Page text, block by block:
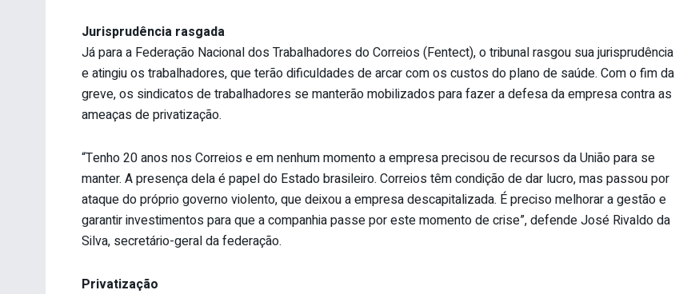
Jurisprudência rasgada
Já para a Federação Nacional dos Trabalhadores do Correios (Fentect), o tribunal rasgou sua jurisprudência
e atingiu os trabalhadores, que terão dificuldades de arcar com os custos do plano de saúde. Com o fim da
greve, os sindicatos de trabalhadores se manterão mobilizados para fazer a defesa da empresa contra as
ameaças de privatização.
“Tenho 20 anos nos Correios e em nenhum momento a empresa precisou de recursos da União para se
manter. A presença dela é papel do Estado brasileiro. Correios têm condição de dar lucro, mas passou por
ataque do próprio governo violento, que deixou a empresa descapitalizada. É preciso melhorar a gestão e
garantir investimentos para que a companhia passe por este momento de crise”, defende José Rivaldo da
Silva, secretário-geral da federação.
Privatização